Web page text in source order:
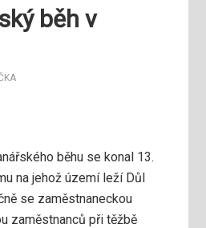
běh v
běhu se konal 13.
na jehož území leží Důl
se zaměstnaneckou
zaměstnanců při těžbě